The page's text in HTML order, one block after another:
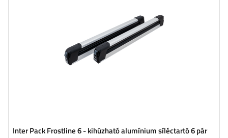
Inter Pack Frostline 6 - kihúzható alumínium síléctartó 6 pár